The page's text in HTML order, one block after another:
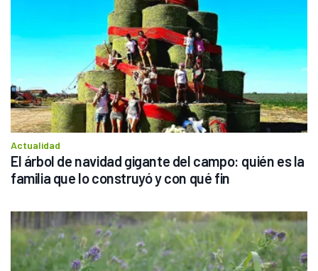
Actualidad
El árbol de navidad gigante del campo: quién es la
familia que lo construyó y con qué fin